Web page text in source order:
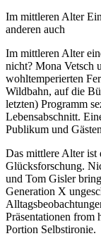
Im mittleren Alter
anderen auch
Im mittleren Alter
nicht? Mona Vetsch
wohltemperierten
Wildbahn, auf die
letzten) Programm
Lebensabschnitt.
Publikum und
Das mittlere Alter ist
Glücksforschung.
und Tom Gisler
Generation X
Präsentationen from
Portion Selbstironie.